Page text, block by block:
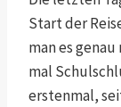
Start der
man es
mal
erstenmal,